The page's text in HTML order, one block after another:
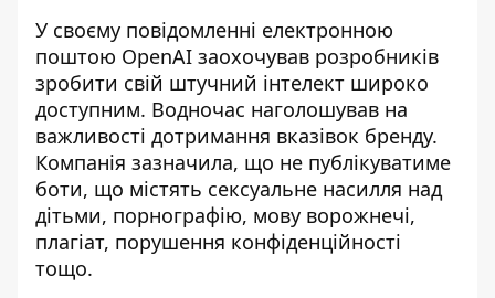
У своєму повідомленні електронною
поштою OpenAI заохочував розробників
зробити свій штучний інтелект широко
доступним. Водночас наголошував на
важливості дотримання вказівок бренду.
Компанія зазначила, що не публікуватиме
боти, що містять сексуальне насилля над
дітьми, порнографію, мову ворожнечі,
плагіат, порушення конфіденційності
тощо.